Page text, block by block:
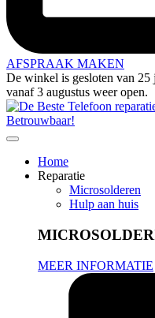
AFSPRAAK MAKEN
De winkel is gesloten van 25
vanaf 3 augustus weer open.
Home
Reparatie
Microsolderen
Hulp aan huis
MEER INFORMATIE